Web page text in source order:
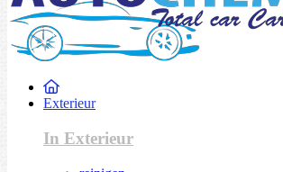
Exterieur
In Exterieur